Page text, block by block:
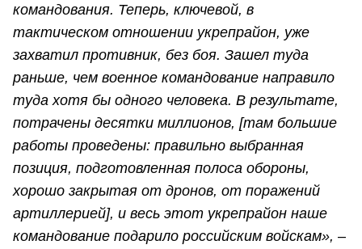
командования. Теперь, ключевой, в
тактическом отношении укрепрайон, уже
захватил противник, без боя. Зашел туда
раньше, чем военное командование направило
туда хотя бы одного человека. В результате,
потрачены десятки миллионов, [там большие
работы проведены: правильно выбранная
позиция, подготовленная полоса обороны,
хорошо закрытая от дронов, от поражений
артиллерией], и весь этот укрепрайон наше
командование подарило российским войскам», –